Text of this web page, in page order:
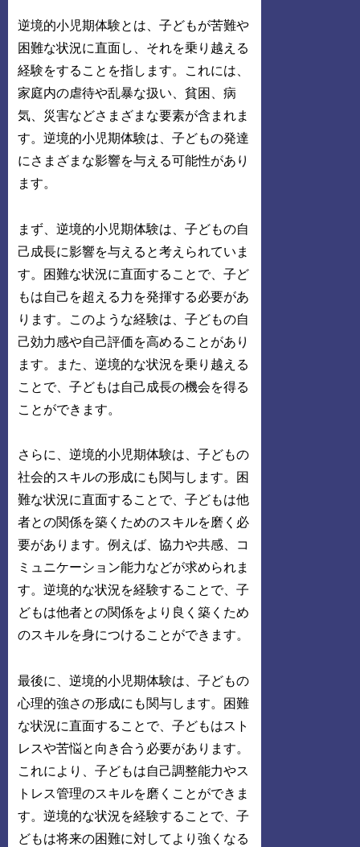
逆境的小児期体験とは、子どもが苦難や
困難な状況に直面し、それを乗り越える
経験をすることを指します。これには、
家庭内の虐待や乱暴な扱い、貧困、病
気、災害などさまざまな要素が含まれま
す。逆境的小児期体験は、子どもの発達
にさまざまな影響を与える可能性があり
ます。
まず、逆境的小児期体験は、子どもの自
己成長に影響を与えると考えられていま
す。困難な状況に直面することで、子ど
もは自己を超える力を発揮する必要があ
ります。このような経験は、子どもの自
己効力感や自己評価を高めることがあり
ます。また、逆境的な状況を乗り越える
ことで、子どもは自己成長の機会を得る
ことができます。
さらに、逆境的小児期体験は、子どもの
社会的スキルの形成にも関与します。困
難な状況に直面することで、子どもは他
者との関係を築くためのスキルを磨く必
要があります。例えば、協力や共感、コ
ミュニケーション能力などが求められま
す。逆境的な状況を経験することで、子
どもは他者との関係をより良く築くため
のスキルを身につけることができます。
最後に、逆境的小児期体験は、子どもの
心理的強さの形成にも関与します。困難
な状況に直面することで、子どもはスト
レスや苦悩と向き合う必要があります。
これにより、子どもは自己調整能力やス
トレス管理のスキルを磨くことができま
す。逆境的な状況を経験することで、子
どもは将来の困難に対してより強くなる